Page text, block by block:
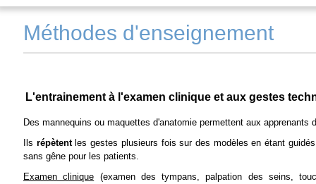
Méthodes d'enseignement
L'entrainement à l'examen clinique et aux gestes
Des mannequins ou maquettes d'anatomie permettent aux apprenants
Ils répètentles gestes plusieurs fois sur des modèles en étant
sans gêne pour les patients.
Examen clinique (examen des tympans,palpation des seins,